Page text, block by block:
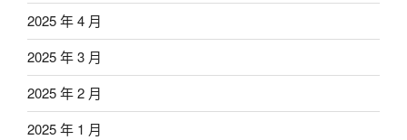
2025 年 4 月
2025 年 3 月
2025 年 2 月
2025 年 1 月